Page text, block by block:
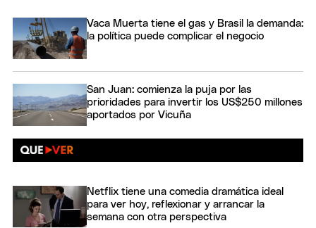
Vaca Muerta tiene el gas y Brasil la demanda:
la política puede complicar el negocio
San Juan: comienza la puja por las
prioridades para invertir los US$250 millones
aportados por Vicuña
Netflix tiene una comedia dramática ideal
para ver hoy, reflexionar y arrancar la
semana con otra perspectiva